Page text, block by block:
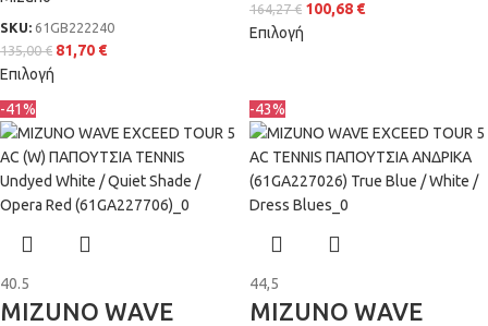
SKU: 61GB222240
135,00€ 81,70 €
Επιλογή
164,27€ 100,68 €
Επιλογή
-41%
40.5
MIZUNO WAVE
-43%
44,5
MIZUNO WAVE